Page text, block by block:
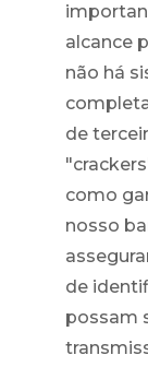
alcance
não há
de
como
nosso
de
possam